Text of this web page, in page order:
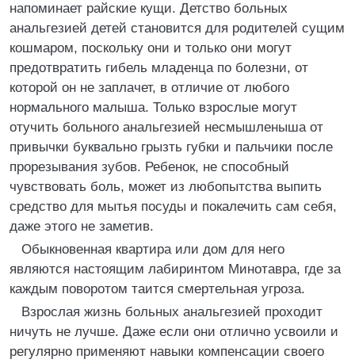
напоминает райские кущи. Детство больных
анальгезией детей становится для родителей сущим
кошмаром, поскольку они и только они могут
предотвратить гибель младенца по болезни, от
которой он не заплачет, в отличие от любого
нормального малыша. Только взрослые могут
отучить больного анальгезией несмышленыша от
привычки буквально грызть губки и пальчики после
прорезывания зубов. Ребенок, не способный
чувствовать боль, может из любопытства выпить
средство для мытья посуды и покалечить сам себя,
даже этого не заметив.
Обыкновенная квартира или дом для него
являются настоящим лабиринтом Минотавра, где за
каждым поворотом таится смертельная угроза.
Взрослая жизнь больных анальгезией проходит
ничуть не лучше. Даже если они отлично усвоили и
регулярно применяют навыки компенсации своего